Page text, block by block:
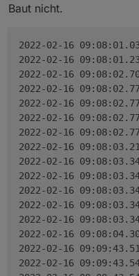
Baut nicht.
2022-02-16
2022-02-16
2022-02-16
2022-02-16
2022-02-16
2022-02-16
2022-02-16
2022-02-16
2022-02-16
2022-02-16
2022-02-16
2022-02-16
2022-02-16
2022-02-16
2022-02-16
2022-02-16